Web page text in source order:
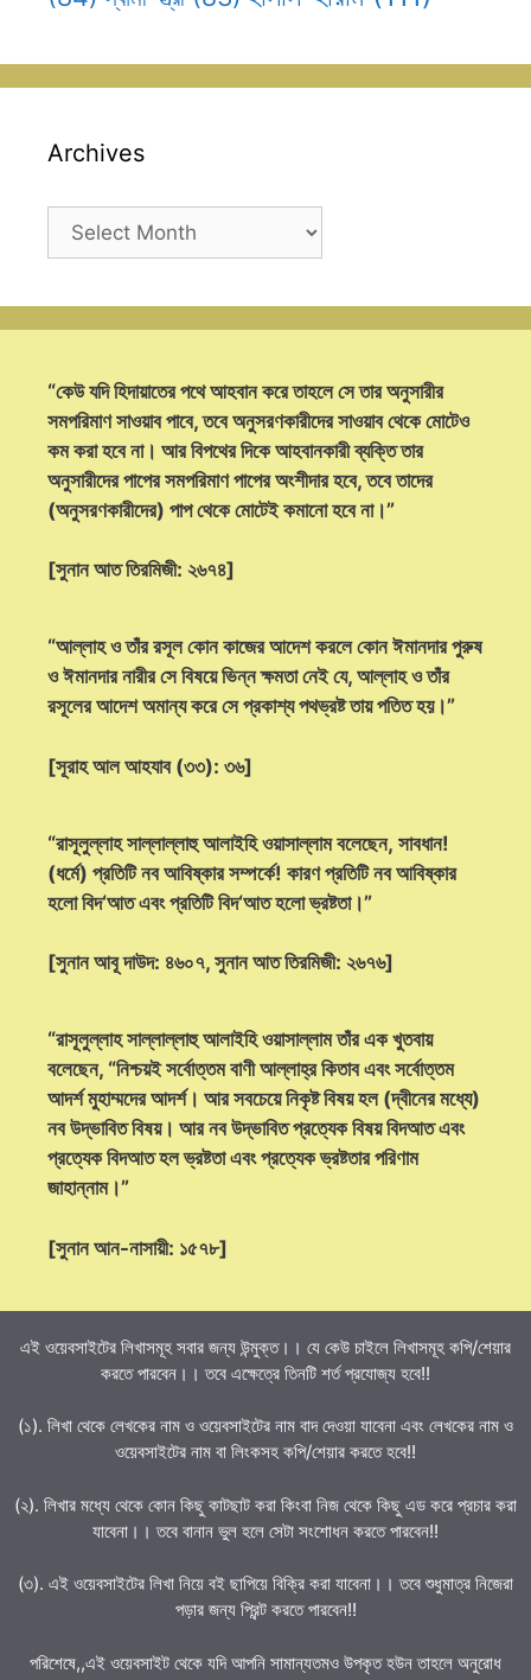
Archives
Archives
“কেউ যদি হিদায়াতের পথে আহবান করে তাহলে সে তার অনুসারীর
সমপরিমাণ সাওয়াব পাবে, তবে অনুসরণকারীদের সাওয়াব থেকে মোটেও
কম করা হবে না। আর বিপথের দিকে আহবানকারী ব্যক্তি তার
অনুসারীদের পাপের সমপরিমাণ পাপের অংশীদার হবে, তবে তাদের
(অনুসরণকারীদের) পাপ থেকে মোটেই কমানো হবে না।”
[সুনান আত তিরমিজী: ২৬৭৪]
“আল্লাহ ও তাঁর রসূল কোন কাজের আদেশ করলে কোন ঈমানদার পুরুষ
ও ঈমানদার নারীর সে বিষয়ে ভিন্ন ক্ষমতা নেই যে, আল্লাহ ও তাঁর
রসূলের আদেশ অমান্য করে সে প্রকাশ্য পথভ্রষ্ট তায় পতিত হয়।”
[সূরাহ আল আহযাব (৩৩): ৩৬]
“রাসূলুল্লাহ সাল্লাল্লাহু আলাইহি ওয়াসাল্লাম বলেছেন, সাবধান!
(ধর্মে) প্রতিটি নব আবিষ্কার সম্পর্কে! কারণ প্রতিটি নব আবিষ্কার
হলো বিদ‘আত এবং প্রতিটি বিদ‘আত হলো ভ্রষ্টতা।”
[সুনান আবূ দাউদ: ৪৬০৭, সুনান আত তিরমিজী: ২৬৭৬]
“রাসূলুল্লাহ সাল্লাল্লাহু আলাইহি ওয়াসাল্লাম তাঁর এক খুতবায়
বলেছেন, “নিশ্চয়ই সর্বোত্তম বাণী আল্লাহ্‌র কিতাব এবং সর্বোত্তম
আদর্শ মুহাম্মদের আদর্শ। আর সবচেয়ে নিকৃষ্ট বিষয় হল (দ্বীনের মধ্যে)
নব উদ্ভাবিত বিষয়। আর নব উদ্ভাবিত প্রত্যেক বিষয় বিদআত এবং
প্রত্যেক বিদআত হল ভ্রষ্টতা এবং প্রত্যেক ভ্রষ্টতার পরিণাম
জাহান্নাম।”
[সুনান আন-নাসায়ী: ১৫৭৮]
এই ওয়েবসাইটের লিখাসমূহ সবার জন্য উন্মুক্ত।। যে কেউ চাইলে লিখাসমূহ কপি/শেয়ার
করতে পারবেন।। তবে এক্ষেত্রে তিনটি শর্ত প্রযোজ্য হবে!!
(১). লিখা থেকে লেখকের নাম ও ওয়েবসাইটের নাম বাদ দেওয়া যাবেনা এবং লেখকের নাম ও
ওয়েবসাইটের নাম বা লিংকসহ কপি/শেয়ার করতে হবে!!
(২). লিখার মধ্যে থেকে কোন কিছু কাটছাট করা কিংবা নিজ থেকে কিছু এড করে প্রচার করা
যাবেনা।। তবে বানান ভুল হলে সেটা সংশোধন করতে পারবেন!!
(৩). এই ওয়েবসাইটের লিখা নিয়ে বই ছাপিয়ে বিক্রি করা যাবেনা।। তবে শুধুমাত্র নিজেরা
পড়ার জন্য প্রিন্ট করতে পারবেন!!
পরিশেষে,,এই ওয়েবসাইট থেকে যদি আপনি সামান্যতমও উপকৃত হউন তাহলে অনুরোধ